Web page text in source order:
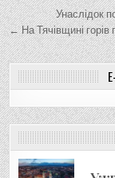
Н
а
в
і
г
а
ц
Унаслідок
← На Тячівщині